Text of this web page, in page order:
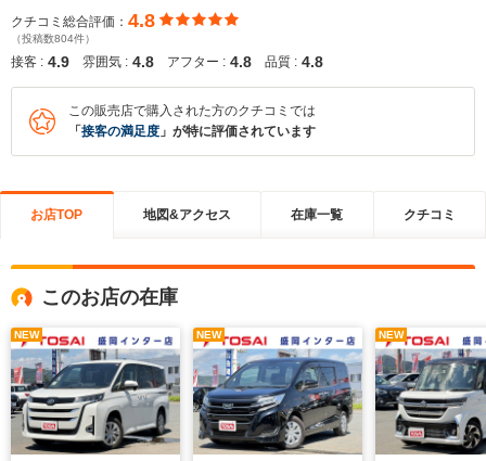
クチコミ総合評価： 4.8
（投稿数804件）
接客 : 4.9 雰囲気 : 4.8 アフター : 4.8 品質 : 4.8
この販売店で購入された方のクチコミでは
「 接客の満足度 」が特に評価されています
お店TOP 地図&アクセス 在庫一覧 クチコミ
このお店の在庫
NEW NEW NEW